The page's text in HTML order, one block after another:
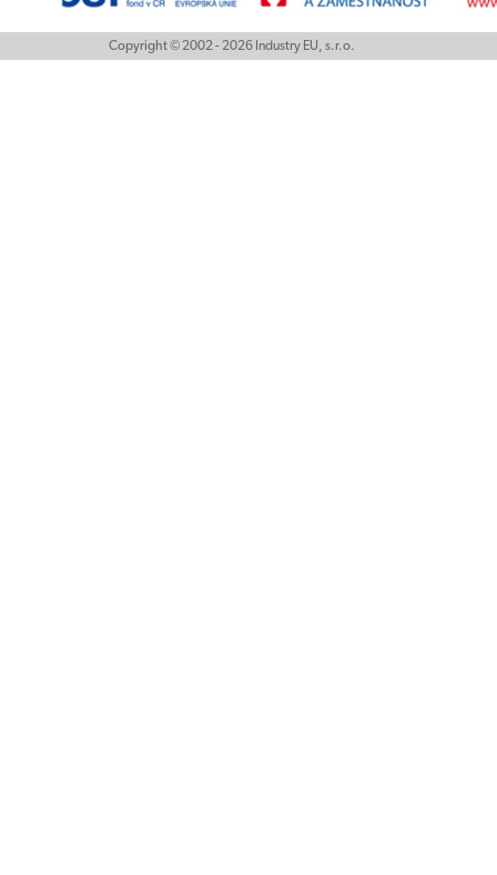
Copyright © 2002 - 2026 Industry EU, s.r.o.